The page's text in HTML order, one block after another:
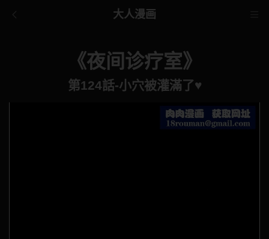
大人漫画
《夜间诊疗室》
第124話-小穴被灌滿了♥